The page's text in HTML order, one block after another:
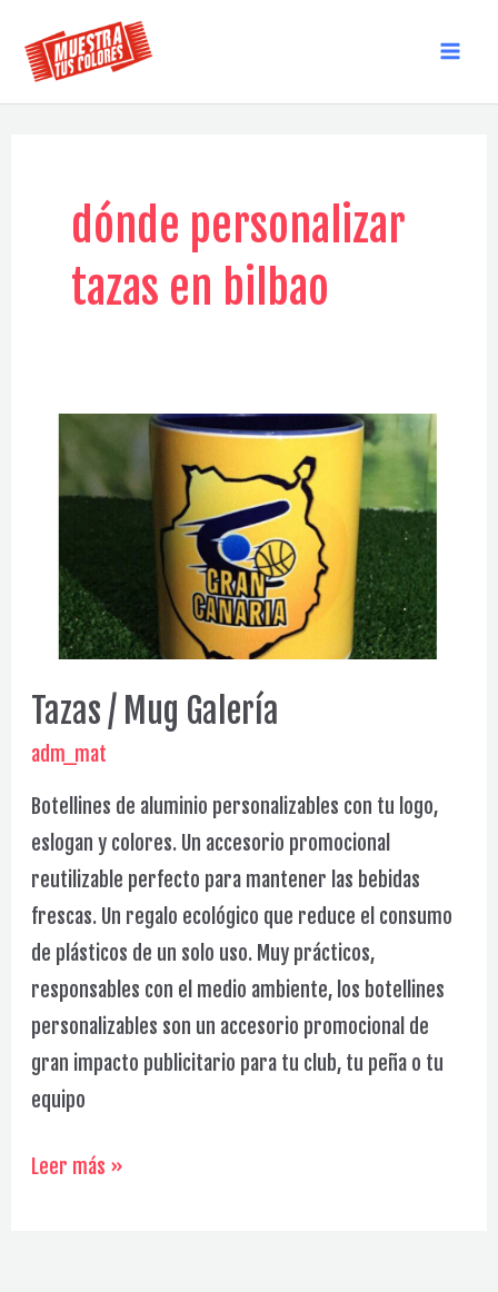
contenido
dónde personalizar
tazas en bilbao
Tazas / Mug Galería
adm_mat
Botellines de aluminio personalizables con tu logo,
eslogan y colores. Un accesorio promocional
reutilizable perfecto para mantener las bebidas
frescas. Un regalo ecológico que reduce el consumo
de plásticos de un solo uso. Muy prácticos,
responsables con el medio ambiente, los botellines
personalizables son un accesorio promocional de
gran impacto publicitario para tu club, tu peña o tu
equipo
Tazas
Leer más »